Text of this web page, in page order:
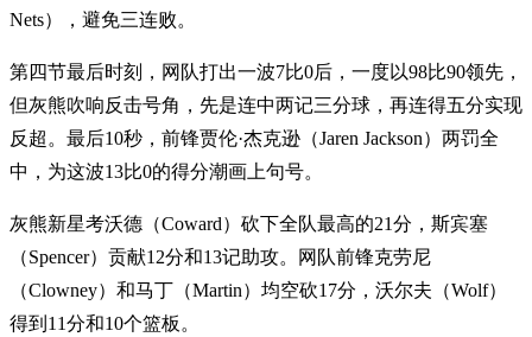
Nets），避免三连败。
第四节最后时刻，网队打出一波7比0后，一度以98比90领先，
但灰熊吹响反击号角，先是连中两记三分球，再连得五分实现
反超。最后10秒，前锋贾伦·杰克逊（Jaren Jackson）两罚全
中，为这波13比0的得分潮画上句号。
灰熊新星考沃德（Coward）砍下全队最高的21分，斯宾塞
（Spencer）贡献12分和13记助攻。网队前锋克劳尼
（Clowney）和马丁（Martin）均空砍17分，沃尔夫（Wolf）
得到11分和10个篮板。